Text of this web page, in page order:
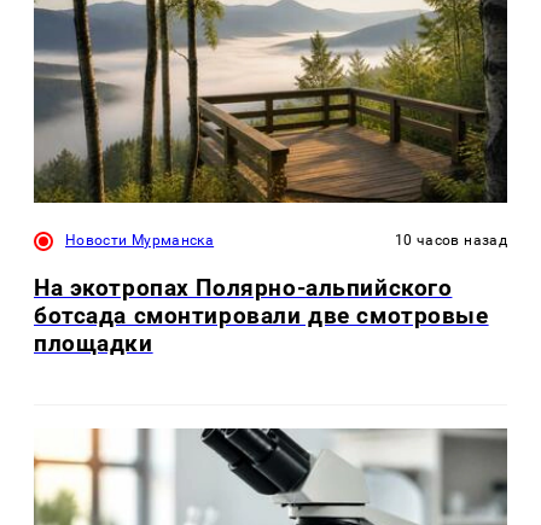
Новости Мурманска 10 часов назад
На экотропах Полярно-альпийского
ботсада смонтировали две смотровые
площадки